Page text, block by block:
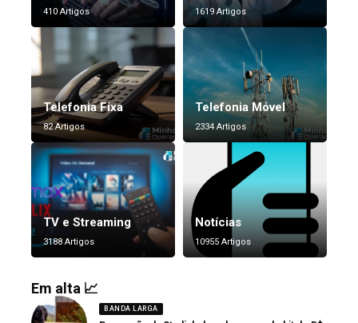
410 Artigos 1619 Artigos
Telefonia Fixa
82 Artigos
Telefonia Móvel
2334 Artigos
TV e Streaming
3188 Artigos
Notícias
10955 Artigos
Em alta 📈
BANDA LARGA